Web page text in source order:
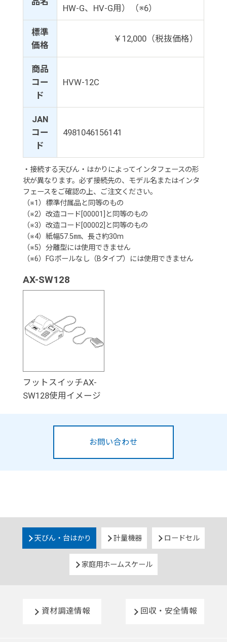
HW-G、HV-G用）（※6）
標準
価格
￥12,000（税抜価格）
商品
コー
ド
HVW-12C
JAN
コー
ド
4981046156141
・接続する天びん・はかりによってインタフェースの形
状が異なります。必ず接続先の、モデル名またはインタ
フェースをご確認の上、ご注文ください。
（※1）標準付属品と同等のもの
（※2）改造コード[00001]と同等のもの
（※3）改造コード[00002]と同等のもの
（※4）紙幅57.5㎜、長さ約30m
（※5）分離型には使用できません
（※6）FGポールなし（Bタイプ）には使用できません
AX-SW128
フットスイッチAX-
SW128使用イメージ
お問い合わせ
天びん・台はかり 計量機器 ロードセル
家庭用ホームスケール
資材調達情報 回収・安全情報